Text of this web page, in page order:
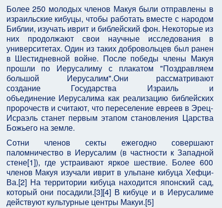
Более 250 молодых членов Макуя были отправлены в
израильские кибуцы, чтобы работать вместе с народом
Библии, изучать иврит и библейский фон. Некоторые из
них продолжают свои научные исследования в
университетах. Один из таких добровольцев был ранен
в Шестидневной войне. После победы члены Макуя
прошли по Иерусалиму с плакатом "Поздравляем
большой Иерусалим".Они рассматривают
создание Государства Израиль и
объединение Иерусалима как реализацию библейских
пророчеств и считают, что переселение евреев в Эрец-
Исраэль станет первым этапом становления Царства
Божьего на земле.
Сотни членов секты ежегодно совершают
паломничество в Иерусалим (в частности к Западной
стене[1]), где устраивают яркое шествие. Более 600
членов Макуя изучали иврит в ульпане кибуца Хефци-
Ва.[2] На территории кибуца находится японский сад,
который они посадили.[3][4] В кибуце и в Иерусалиме
действуют культурные центры Макуи.[5]